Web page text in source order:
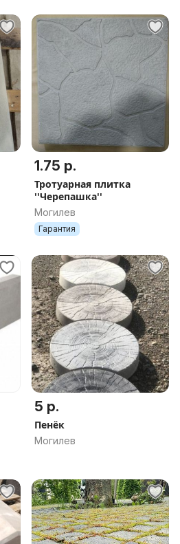
1.75 р.
Тротуарная плитка
''Черепашка''
Могилев
Гарантия
5 р.
Пенёк
Могилев